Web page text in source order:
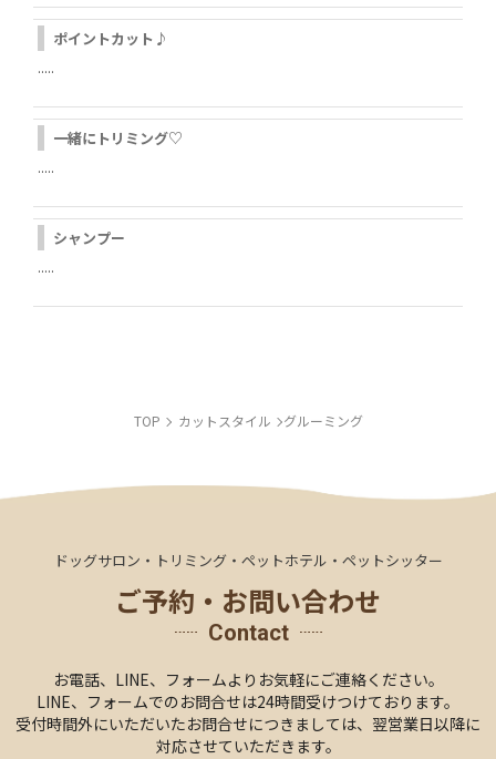
ポイントカット♪
.....
一緒にトリミング♡
.....
シャンプー
.....
TOP カットスタイル グルーミング
ドッグサロン・トリミング・ペットホテル・ペットシッター
ご予約・お問い合わせ
Contact
お電話、LINE、 フォームより お気軽にご連絡ください。
LINE、フォームでのお問合せは24時間受けつけております。
受付時間外にいただいたお問合せにつきましては、 翌営業日以降に
対応させていただきます。
INSTAGRAM